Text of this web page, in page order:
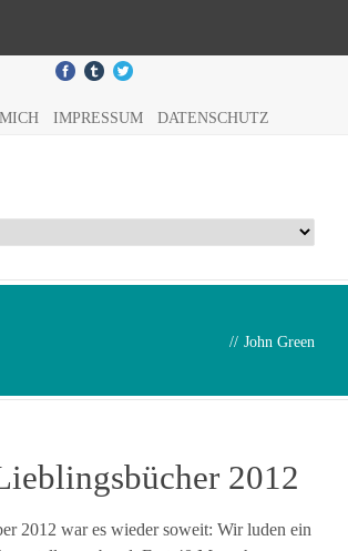
IMPRESSUM DATENSCHUTZ
// John Green
2012
2012 war es wieder soweit: Wir luden ein